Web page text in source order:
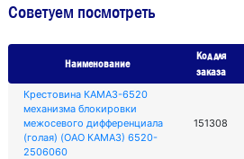
Советуем посмотреть
Наименование
Код для
заказа
Крестовина КАМАЗ-6520
механизма блокировки
межосевого дифференциала
(голая) (ОАО КАМАЗ) 6520-
2506060
151308